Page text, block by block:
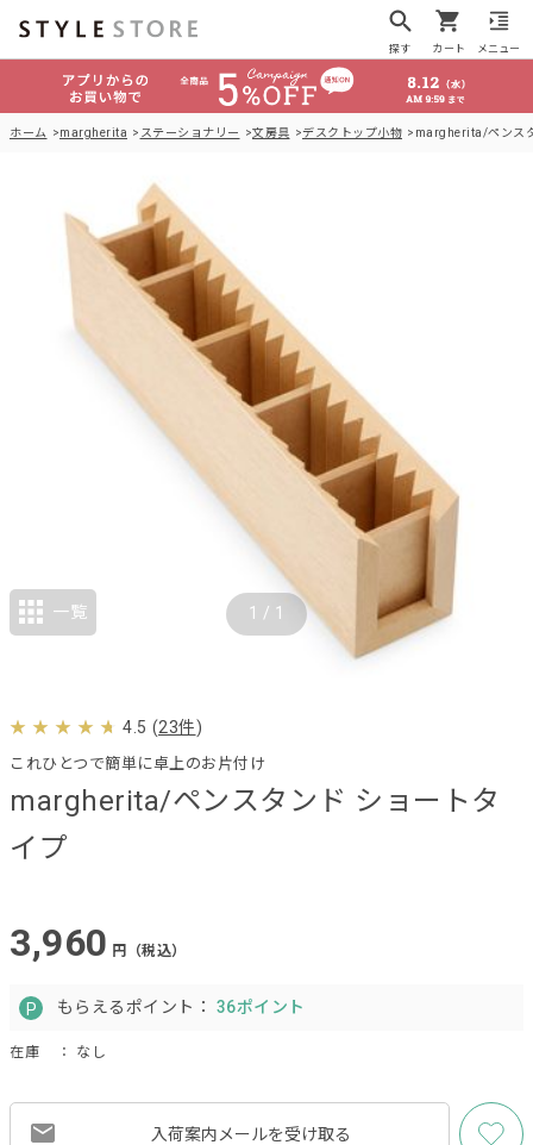
探す カート メニュー
ホーム margherita ステーショナリー 文房具 デスクトップ小物 margherita/ペンス
margherita/ペンスタンド ショートタ
イプ
これひとつで簡単に卓上のお片付け
4.5 (23件)
3,960 円（税込）
もらえるポイント： 36ポイント
在庫 ： なし
入荷案内メールを受け取る
1 / 1
一覧